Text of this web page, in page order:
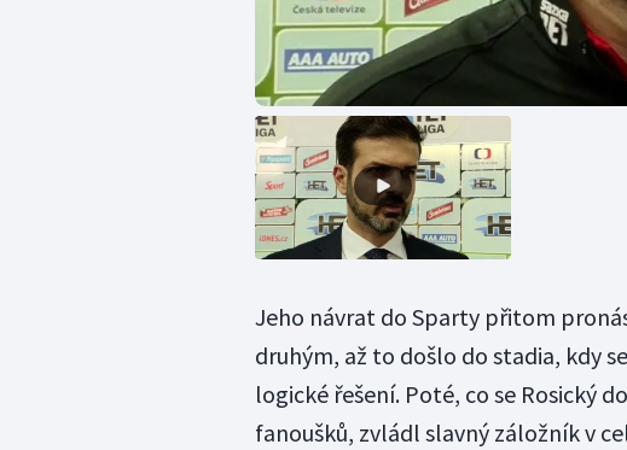
Jeho návrat do Sparty přitom
druhým, až to došlo do stadia, kdy
logické řešení. Poté, co se Rosický
fanoušků, zvládl slavný záložník v